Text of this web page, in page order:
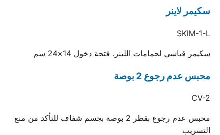
سكيمر لاينر
SKIM-1-L
سكيمر قياسي لحمامات اللينر. فتحة دخول 14×24 سم
محبس عدم رجوع 2 بوصة
CV-2
محبس عدم رجوع بقطر 2 بوصة بجسم شفاف للتأكد من منع
التسريب